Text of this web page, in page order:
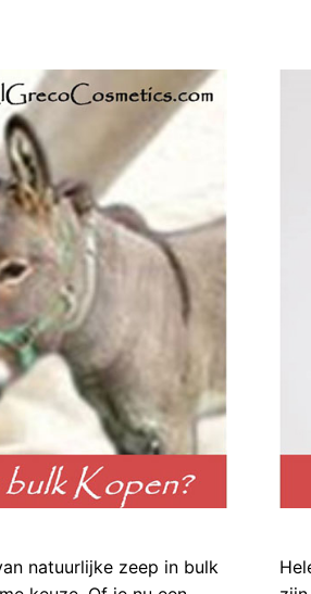
natuurlijke zeep in bulk